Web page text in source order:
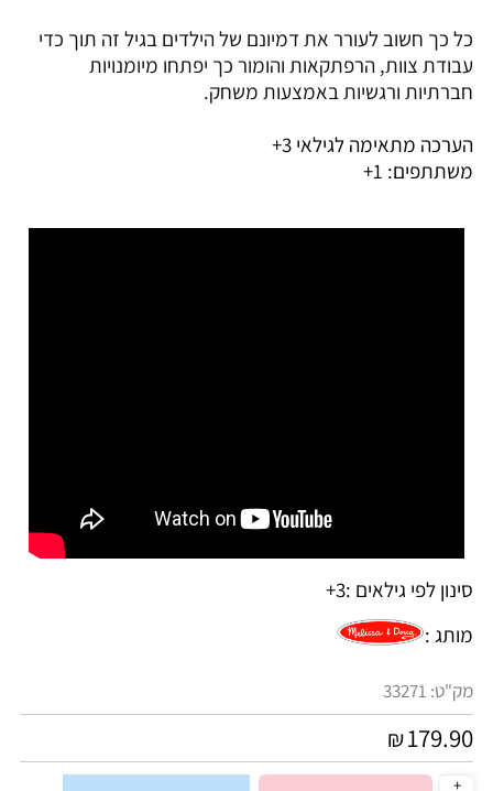
כל כך חשוב לעורר את דמיונם של הילדים בגיל זה תוך כדי
עבודת צוות, הרפתקאות והומור כך יפתחו מיומנויות
חברתיות ורגשיות באמצעות משחק.
הערכה מתאימה לגילאי 3+
משתתפים: 1+
סינון לפי גילאים :3+
מותג :
מק"ט: 33271
₪179.90